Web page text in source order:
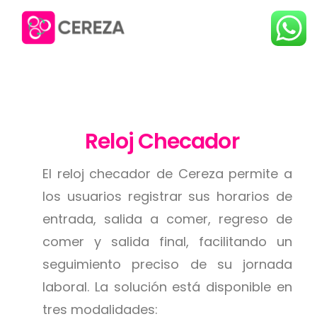
Reloj Checador
El reloj checador de Cereza permite a
los usuarios registrar sus horarios de
entrada, salida a comer, regreso de
comer y salida final, facilitando un
seguimiento preciso de su jornada
laboral. La solución está disponible en
tres modalidades: